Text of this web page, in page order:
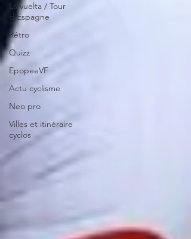
La vuelta / Tour
d'Espagne
Rétro
Quizz
EpopeeVF
Actu cyclisme
Neo pro
Villes et itinéraire
cyclos